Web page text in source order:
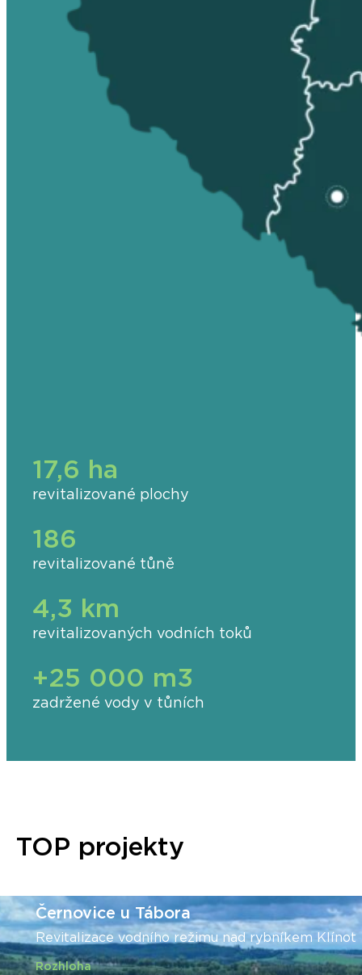
17,6 ha
revitalizované plochy
186
revitalizované tůně
4,3 km
revitalizovaných vodních toků
+25 000 m3
zadržené vody v tůních
TOP projekty
Černovice u Tábora
Revitalizace vodního režimu nad rybníkem Klínot
Rozhloha